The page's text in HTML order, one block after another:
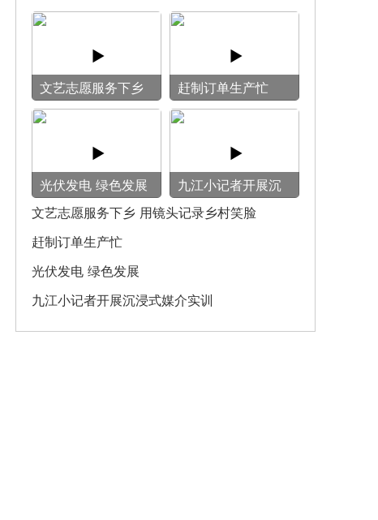
文艺志愿服务下乡
用镜头记录乡村笑
赶制订单生产忙
光伏发电 绿色发展
九江小记者开展沉
浸式媒介实训
文艺志愿服务下乡 用镜头记录乡村笑脸
赶制订单生产忙
光伏发电 绿色发展
九江小记者开展沉浸式媒介实训